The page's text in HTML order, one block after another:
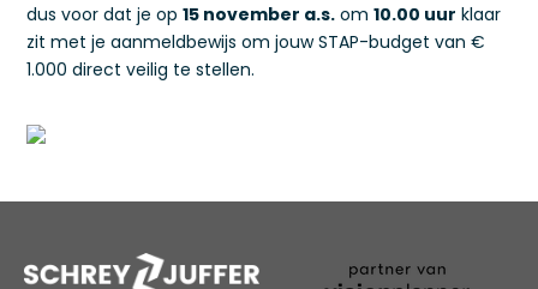
dus voor dat je op15 november a.s. om10.00 uur klaar
zit met je aanmeldbewijs om jouw STAP-budget van €
1.000 direct veilig te stellen.